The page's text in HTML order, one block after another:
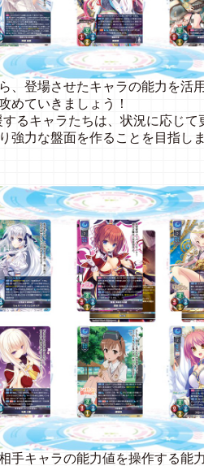
、登場させたキャラの能力を活
めていきましょう！
るキャラたちは、状況に応じ
強力な盤面を作ることを目指し
手キャラの能力値を操作する能